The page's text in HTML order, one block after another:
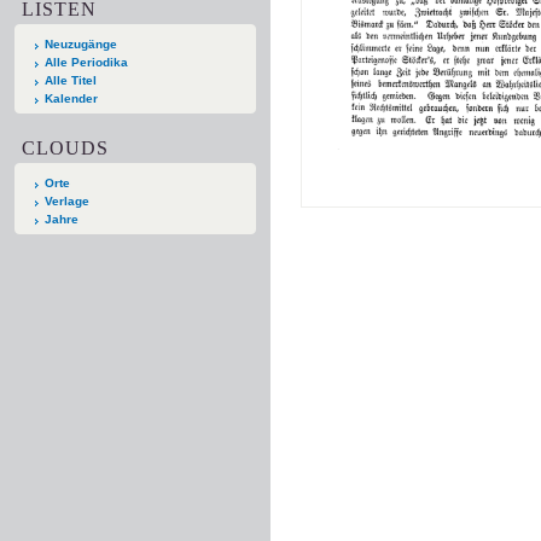
LISTEN
Neuzugänge
Alle Periodika
Alle Titel
Kalender
CLOUDS
Orte
Verlage
Jahre